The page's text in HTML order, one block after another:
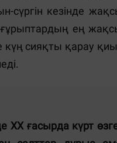
кезінде
ғұрыптардың ең
күң сияқты қарау
ХХ ғасырда күрт